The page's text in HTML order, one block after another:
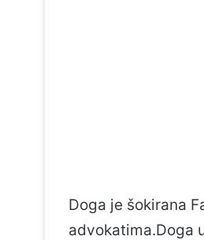
Doga je šokirana
advokatima.Doga